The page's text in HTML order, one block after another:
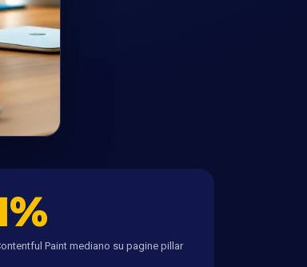
Paint mediano su pagine pillar